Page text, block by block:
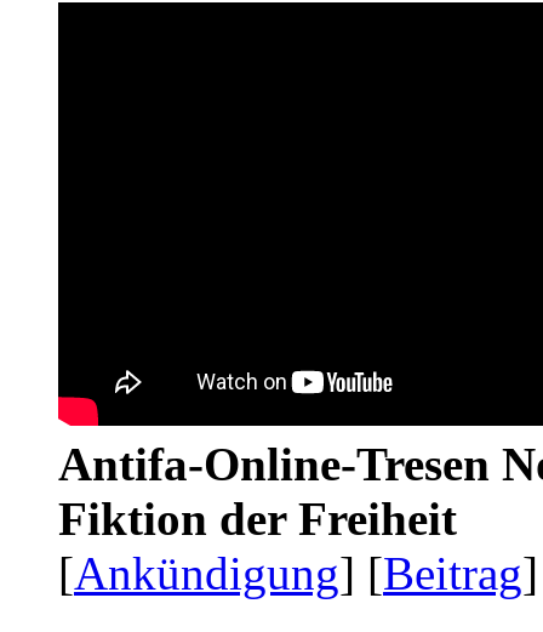
Antifa-Online-Tresen
Fiktion der Freiheit
[Ankündigung] [Beitrag